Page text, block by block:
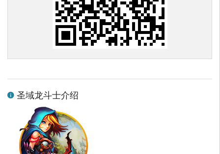
圣域龙斗士介绍